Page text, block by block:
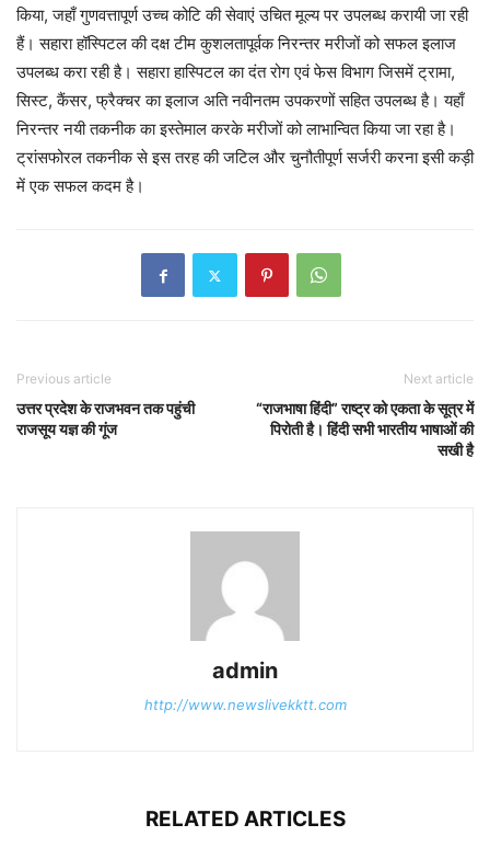
किया, जहाँ गुणवत्तापूर्ण उच्च कोटि की सेवाएं उचित मूल्य पर उपलब्ध करायी जा रही
हैं। सहारा हॉस्पिटल की दक्ष टीम कुशलतापूर्वक निरन्तर मरीजों को सफल इलाज
उपलब्ध करा रही है। सहारा हास्पिटल का दंत रोग एवं फेस विभाग जिसमें ट्रामा,
सिस्ट, कैंसर, फ्रैक्चर का इलाज अति नवीनतम उपकरणों सहित उपलब्ध है। यहाँ
निरन्तर नयी तकनीक का इस्तेमाल करके मरीजों को लाभान्वित किया जा रहा है।
ट्रांसफोरल तकनीक से इस तरह की जटिल और चुनौतीपूर्ण सर्जरी करना इसी कड़ी
में एक सफल कदम है।
Previous article
उत्तर प्रदेश के राजभवन तक पहुंची
राजसूय यज्ञ की गूंज
Next article
“राजभाषा हिंदी” राष्ट्र को एकता के सूत्र में
पिरोती है। हिंदी सभी भारतीय भाषाओं की
सखी है
admin
http://www.newslivekktt.com
RELATED ARTICLES